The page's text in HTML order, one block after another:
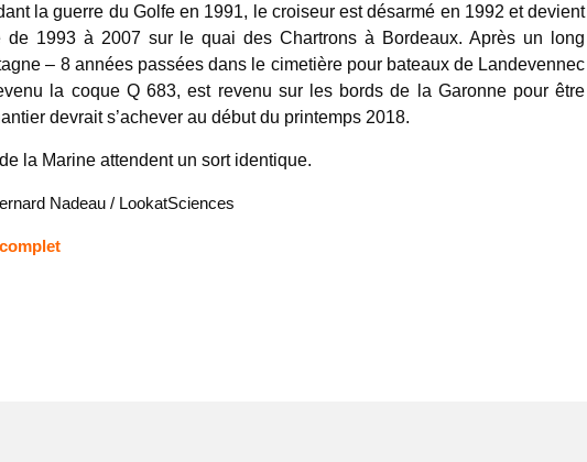
la guerre du Golfe en 1991, le croiseur est désarmé en 1992 et devient
de 1993 à 2007 sur le quai des Chartrons à Bordeaux. Après un long
– 8 années passées dans le cimetière pour bateaux de Landevennec
la coque Q 683, est revenu sur les bords de la Garonne pour être
devrait s’achever au début du printemps 2018.
la Marine attendent un sort identique.
Nadeau / LookatSciences